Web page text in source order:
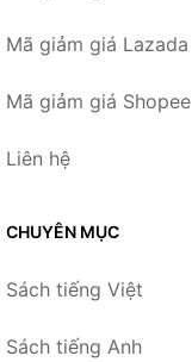
Mã giảm giá Lazada
Mã giảm giá Shopee
Liên hệ
CHUYÊN MỤC
Sách tiếng Việt
Sách tiếng Anh